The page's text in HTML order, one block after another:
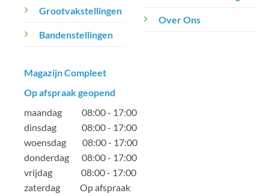
Grootvakstellingen
Bandenstellingen
Over Ons
Magazijn Compleet
Op afspraak geopend
maandag 08:00 - 17:00
dinsdag 08:00 - 17:00
woensdag 08:00 - 17:00
donderdag 08:00 - 17:00
vrijdag 08:00 - 17:00
zaterdag Op afspraak